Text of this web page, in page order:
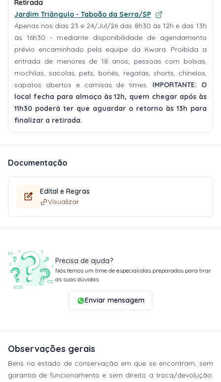
Retirada
Jardim Triângulo - Taboão da Serra/SP
Apenas nos dias 23 e 24/Jul/26 das 8h30 às 12h e das 13h
às 16h30 - mediante disponibilidade de agendamento
prévio encaminhado pela equipe da Kwara. Proibida a
entrada de menores de 18 anos, pessoas com bolsas,
mochilas, sacolas, pets, bonés, regatas, shorts, chinelos,
sapatos abertos e camisas de times. IMPORTANTE: O
local fecha para almoço às 12h, quem chegar após às
11h30 poderá ter que aguardar o retorno às 13h para
finalizar a retirada.
Documentação
Edital e Regras
Visualizar
Precisa de ajuda?
Nós temos um time de especialistas preparados para tirar
as suas dúvidas.
Enviar mensagem
Observações gerais
Bens no estado de conservação em que se encontram, sem
garantia de funcionamento e sem direito a troca/devolução.